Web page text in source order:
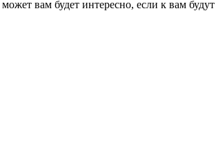
вам будет интересно, если к вам